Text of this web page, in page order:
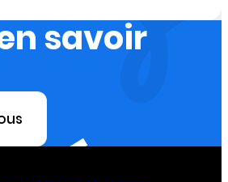
savoir